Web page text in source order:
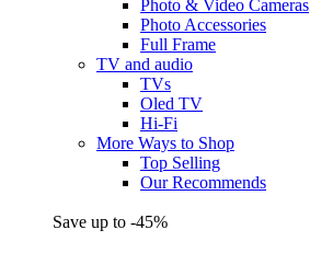
Photo & Video Cameras
Photo Accessories
Full Frame
TV and audio
TVs
Oled TV
Hi-Fi
More Ways to Shop
Top Selling
Our Recommends
Save up to -45%